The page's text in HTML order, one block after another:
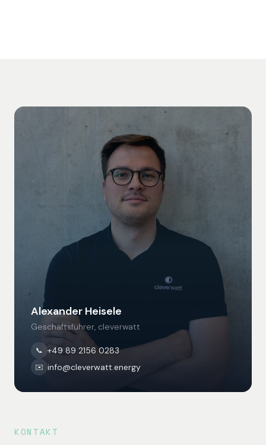
Alexander Heisele
Geschäftsführer, cleverwatt
📞 +49 89 2156 0283
✉️ info@cleverwatt.energy
KONTAKT